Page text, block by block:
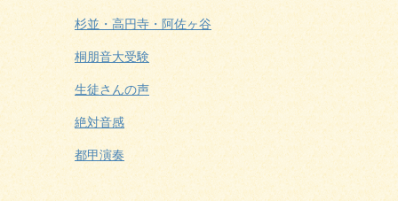
杉並・高円寺・阿佐ヶ谷
桐朋音大受験
生徒さんの声
絶対音感
都甲演奏